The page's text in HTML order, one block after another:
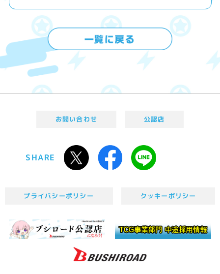
お問い合わせ 公認店
SHARE
プライバシーポリシー クッキーポリシー